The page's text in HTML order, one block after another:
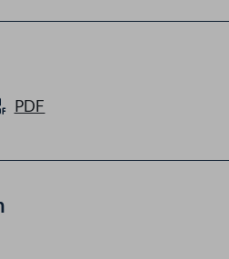
PDF